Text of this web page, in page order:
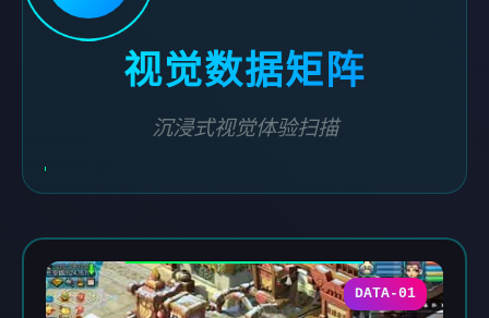
视觉数据矩阵
沉浸式视觉体验扫描
DATA-01